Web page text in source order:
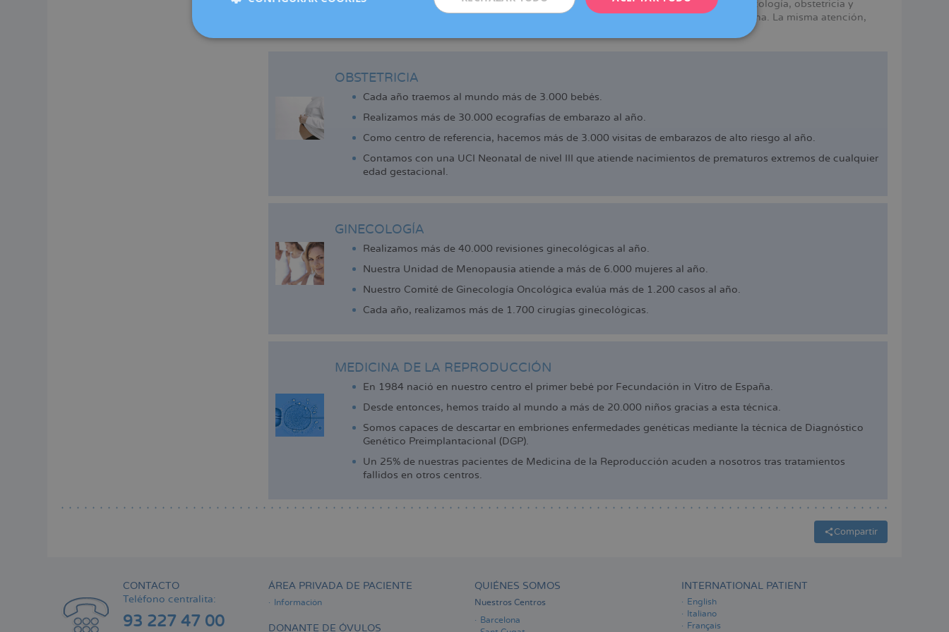
Cugat, Sabadell, Manresa, Reus y Vic (centro colaborador), que ofrecen los mismos servicios en ginecología, obstetricia y
medicina de la reproducción que actualmente ya disfrutan las pacientes de Dexeus Mujer en Barcelona. La misma atención,
OBSTETRICIA
Cada año traemos al mundo más de 3.000 bebés.
Realizamos más de 30.000 ecografías de embarazo al año.
Como centro de referencia, hacemos más de 3.000 visitas de embarazos de alto riesgo al año.
Contamos con una UCI Neonatal de nivel III que atiende nacimientos de prematuros extremos de cualquier
edad gestacional.
GINECOLOGÍA
Realizamos más de 40.000 revisiones ginecológicas al año.
Nuestra Unidad de Menopausia atiende a más de 6.000 mujeres al año.
Nuestro Comité de Ginecología Oncológica evalúa más de 1.200 casos al año.
Cada año, realizamos más de 1.700 cirugías ginecológicas.
MEDICINA DE LA REPRODUCCIÓN
En 1984 nació en nuestro centro el primer bebé por Fecundación in Vitro de España.
Desde entonces, hemos traído al mundo a más de 20.000 niños gracias a esta técnica.
Somos capaces de descartar en embriones enfermedades genéticas mediante la técnica de Diagnóstico
Genético Preimplantacional (DGP).
Un 25% de nuestras pacientes de Medicina de la Reproducción acuden a nosotros tras tratamientos
fallidos en otros centros.
Compartir
CONTACTO
Teléfono centralita:
93 227 47 00
ÁREA PRIVADA DE PACIENTE
Información
DONANTE DE ÓVULOS
QUIÉNES SOMOS
Nuestros Centros
Barcelona
INTERNATIONAL PATIENT
English
Italiano
Français